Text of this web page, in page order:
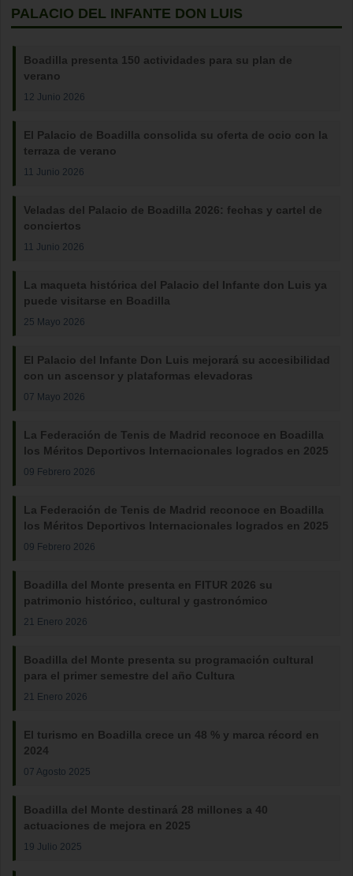
PALACIO DEL INFANTE DON LUIS
Boadilla presenta 150 actividades para su plan de
verano
12 Junio 2026
El Palacio de Boadilla consolida su oferta de ocio con la
terraza de verano
11 Junio 2026
Veladas del Palacio de Boadilla 2026: fechas y cartel de
conciertos
11 Junio 2026
La maqueta histórica del Palacio del Infante don Luis ya
puede visitarse en Boadilla
25 Mayo 2026
El Palacio del Infante Don Luis mejorará su accesibilidad
con un ascensor y plataformas elevadoras
07 Mayo 2026
La Federación de Tenis de Madrid reconoce en Boadilla
los Méritos Deportivos Internacionales logrados en 2025
09 Febrero 2026
La Federación de Tenis de Madrid reconoce en Boadilla
los Méritos Deportivos Internacionales logrados en 2025
09 Febrero 2026
Boadilla del Monte presenta en FITUR 2026 su
patrimonio histórico, cultural y gastronómico
21 Enero 2026
Boadilla del Monte presenta su programación cultural
para el primer semestre del año Cultura
21 Enero 2026
El turismo en Boadilla crece un 48 % y marca récord en
2024
07 Agosto 2025
Boadilla del Monte destinará 28 millones a 40
actuaciones de mejora en 2025
19 Julio 2025